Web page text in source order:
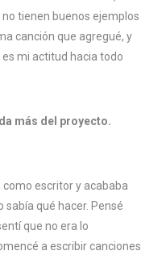
tienen buenos ejemplos
canción que agregué, y
mi actitud hacia todo
más del proyecto.
escritor y acababa
sabía qué hacer. Pensé
que no era lo
a escribir canciones